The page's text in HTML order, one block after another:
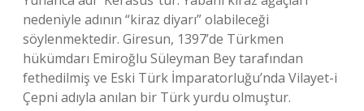
nedeniyle adının “kiraz diyarı” olabileceği
söylenmektedir. Giresun, 1397’de Türkmen
hükümdarı Emiroğlu Süleyman Bey tarafından
fethedilmiş ve Eski Türk İmparatorluğu’nda Vilayet-i
Çepni adıyla anılan bir Türk yurdu olmuştur.